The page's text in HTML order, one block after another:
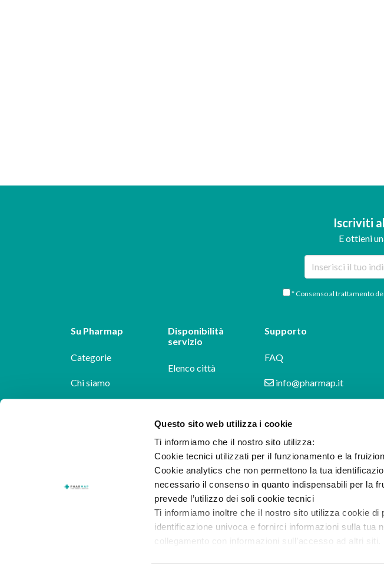
Questo sito web utilizza i cookie
Ti informiamo che il nostro sito utilizza:
Cookie tecnici utilizzati per il funzionamento e la
Cookie analytics che non permettono la tua
necessario il consenso in quanto indispensabili per la
prevede l’utilizzo dei soli cookie tecnici
Ti informiamo inoltre che il nostro sito utilizza cookie di
identificazione univoca e fornirci informazioni sulla tua
collegamento con informazioni sull’accesso ad altri siti.
Iscriviti
E ottieni
* Consenso al trattamento
Su Pharmap
Categorie
Chi siamo
Disponibilità
servizio
Elenco città
Supporto
FAQ
info@pharmap.it